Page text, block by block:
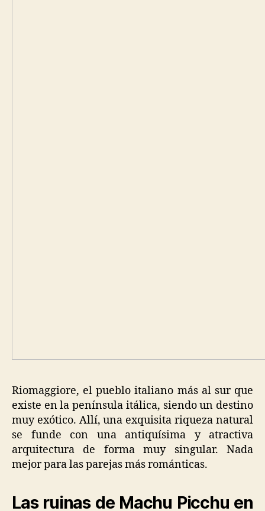
Riomaggiore, el pueblo italiano más al sur que
existe en la península itálica, siendo un destino
muy exótico. Allí, una exquisita riqueza natural
se funde con una antiquísima y atractiva
arquitectura de forma muy singular. Nada
mejor para las parejas más románticas.
Las ruinas de Machu Picchu en